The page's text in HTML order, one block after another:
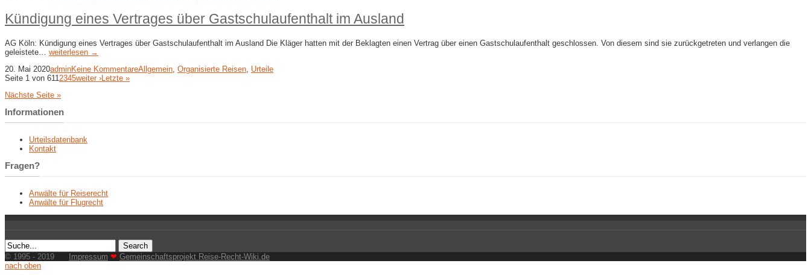
Kündigung eines Vertrages über Gastschulaufenthalt im Ausland
AG Köln: Kündigung eines Vertrages über Gastschulaufenthalt im Ausland Die Kläger hatten mit der Beklagten einen Vertrag über einen Gastschulaufenthalt geschlossen. Von diesem sind sie zurückgetreten und verlangen die
geleistete… weiterlesen →
20. Mai 2020adminKeine KommentareAllgemein Organisierte Reisen Urteile
Seite 1 von 611 2345weiter ›Letzte »
Nächste Seite »
Informationen
Urteilsdatenbank
Kontakt
Fragen?
Anwälte für Reiserecht
Anwälte für Flugrecht
© 1995 - 2019 Impressum ❤ Gemeinschaftsprojekt Reise-Recht-Wiki.de
nach oben